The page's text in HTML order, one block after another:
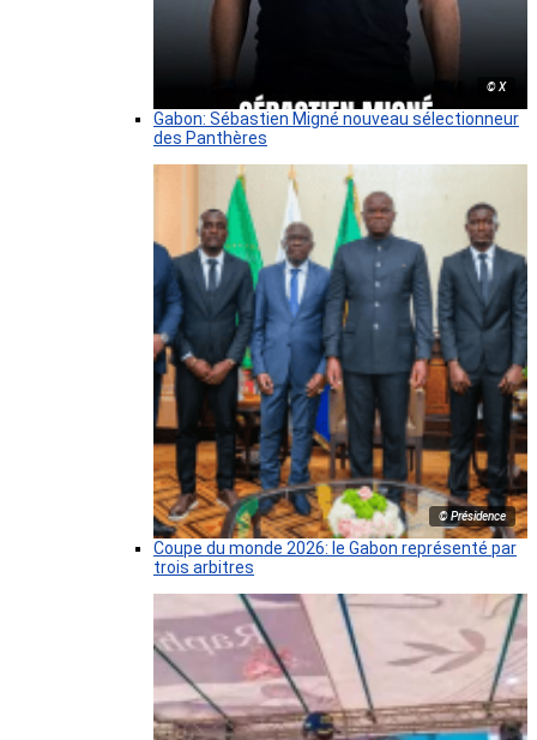
© X
Gabon: Sébastien Migné nouveau sélectionneur
des Panthères
© Présidence
Coupe du monde 2026: le Gabon représenté par
trois arbitres